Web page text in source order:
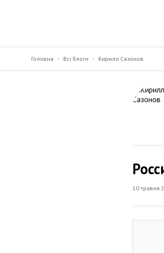
Головна Всі блоги Кирилл Сазонов
10 травня